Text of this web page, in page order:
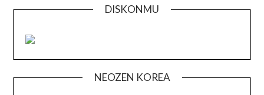
DISKONMU
NEOZEN KOREA